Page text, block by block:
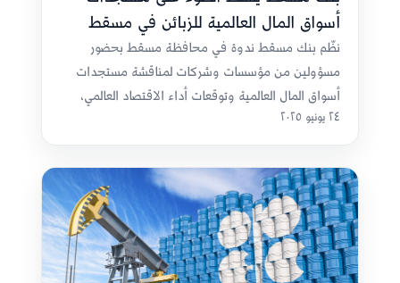
أسواق المال العالمية للزبائن في مسقط
نظّم بنك مسقط ندوة في محافظة مسقط بحضور
مسؤولين من مؤسسات وشركات لمناقشة مستجدات
أسواق المال العالمية وتوقعات أداء الاقتصاد العالمي،
وفق التفاصيل الواردة في المادة.
٢٤ يونيو ٢٠٢٥